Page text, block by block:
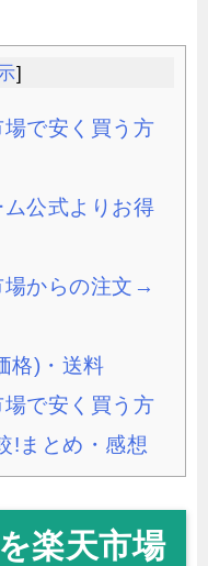
]
で安く買う方
公式よりお得
場からの注文→
格)・送料
で安く買う方
!まとめ・感想
楽天市場